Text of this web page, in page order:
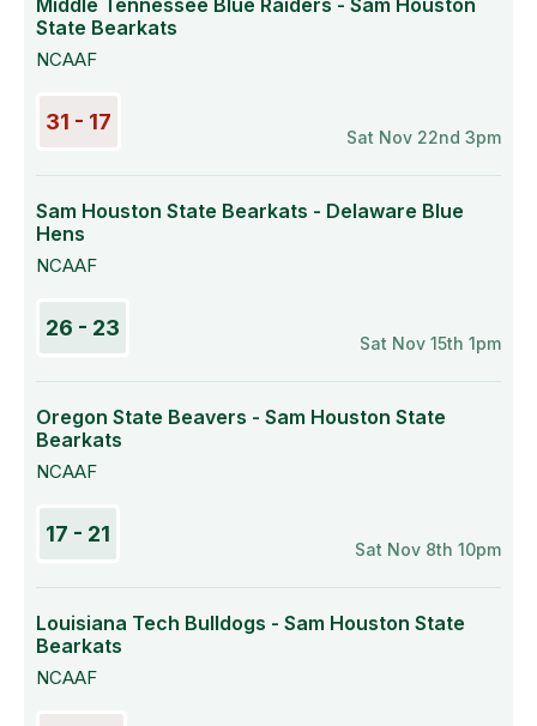
Middle Tennessee Blue Raiders - Sam Houston
State Bearkats
NCAAF
31 - 17
Sat Nov 22nd 3pm
Sam Houston State Bearkats - Delaware Blue
Hens
NCAAF
26 - 23
Sat Nov 15th 1pm
Oregon State Beavers - Sam Houston State
Bearkats
NCAAF
17 - 21
Sat Nov 8th 10pm
Louisiana Tech Bulldogs - Sam Houston State
Bearkats
NCAAF